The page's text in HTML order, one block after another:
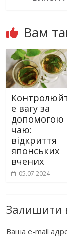
Вам
е вагу за
допомогою
чаю:
відкриття
японських
вчених
05.07.2024
Залишити
Ваша e-mail